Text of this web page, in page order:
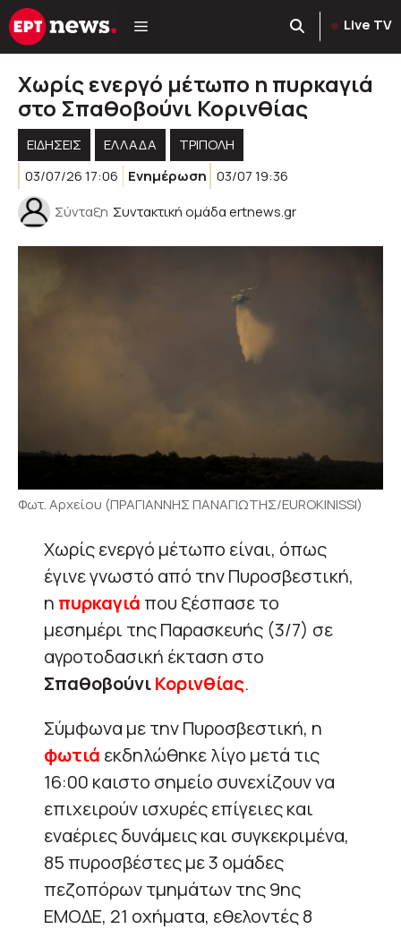
Μετάβαση
σε
Live TV
Χωρίς ενεργό μέτωπο η πυρκαγιά
στο Σπαθοβούνι Κορινθίας
ΕΙΔΗΣΕΙΣ ΕΛΛΑΔΑ
ΤΡΙΠΟΛΗ
03/07/26 17:06
Ενημέρωση 03/07 19:36
Σύνταξη Συντακτική ομάδα ertnews.gr
Φωτ. Αρχείου (ΠΡΑΓΙΑΝΝΗΣ ΠΑΝΑΓΙΩΤΗΣ/EUROKINISSI)
Χωρίς ενεργό μέτωπο είναι, όπως
έγινε γνωστό από την Πυροσβεστική,
η πυρκαγιά που ξέσπασε το
μεσημέρι της Παρασκευής (3/7) σε
αγροτοδασική έκταση στο
ΣπαθοβούνιΚορινθίας.
Σύμφωνα με την Πυροσβεστική, η
φωτιά εκδηλώθηκε λίγο μετά τις
16:00 καιστο σημείο συνεχίζουν να
επιχειρούν ισχυρές επίγειες και
εναέριες δυνάμεις και συγκεκριμένα,
85 πυροσβέστες με 3 ομάδες
πεζοπόρων τμημάτων της 9ης
ΕΜΟΔΕ, 21 οχήματα, εθελοντές 8